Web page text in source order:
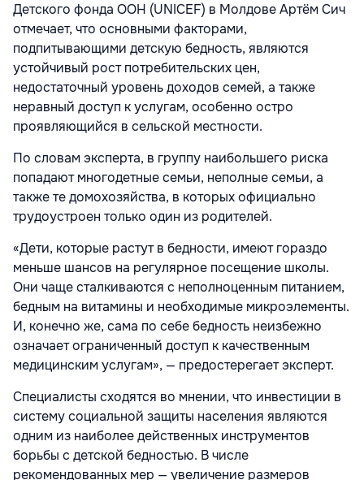
Детского фонда ООН (UNICEF) в Молдове Артём Сич
отмечает, что основными факторами,
подпитывающими детскую бедность, являются
устойчивый рост потребительских цен,
недостаточный уровень доходов семей, а также
неравный доступ к услугам, особенно остро
проявляющийся в сельской местности.
По словам эксперта, в группу наибольшего риска
попадают многодетные семьи, неполные семьи, а
также те домохозяйства, в которых официально
трудоустроен только один из родителей.
«Дети, которые растут в бедности, имеют гораздо
меньше шансов на регулярное посещение школы.
Они чаще сталкиваются с неполноценным питанием,
бедным на витамины и необходимые микроэлементы.
И, конечно же, сама по себе бедность неизбежно
означает ограниченный доступ к качественным
медицинским услугам», — предостерегает эксперт.
Специалисты сходятся во мнении, что инвестиции в
систему социальной защиты населения являются
одним из наиболее действенных инструментов
борьбы с детской бедностью. В числе
рекомендованных мер — увеличение размеров